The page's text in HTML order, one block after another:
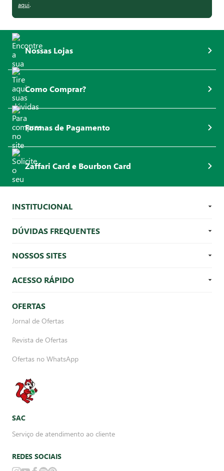
aqui.
Nossas Lojas
Como Comprar?
Formas de Pagamento
Zaffari Card e Bourbon Card
INSTITUCIONAL
DÚVIDAS FREQUENTES
NOSSOS SITES
ACESSO RÁPIDO
OFERTAS
Jornal de Ofertas
Revista de Ofertas
Ofertas no WhatsApp
SAC
Serviço de atendimento ao cliente
REDES SOCIAIS